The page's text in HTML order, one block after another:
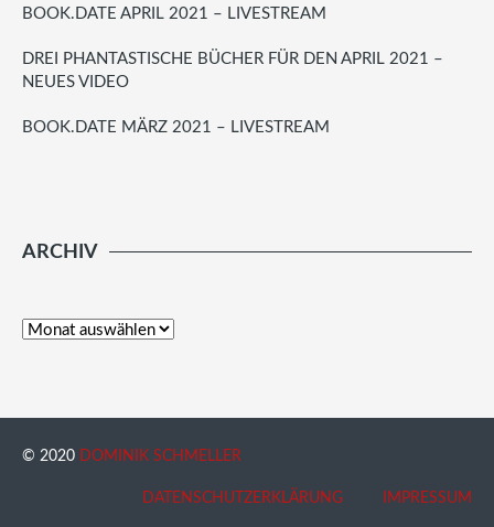
BOOK.DATE APRIL 2021 – LIVESTREAM
DREI PHANTASTISCHE BÜCHER FÜR DEN APRIL 2021 –
NEUES VIDEO
BOOK.DATE MÄRZ 2021 – LIVESTREAM
ARCHIV
© 2020 DOMINIK SCHMELLER
DATENSCHUTZERKLÄRUNG IMPRESSUM